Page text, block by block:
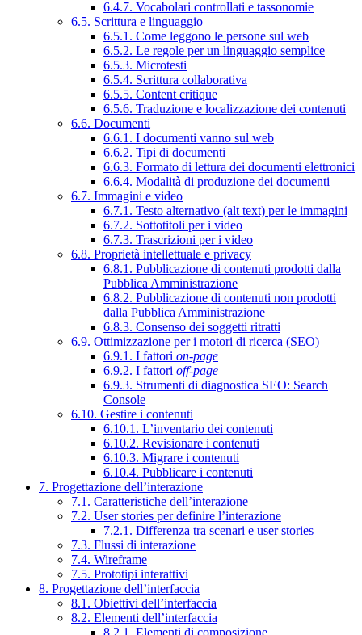
6.4.7. Vocabolari controllati e tassonomie
6.5. Scrittura e linguaggio
6.5.1. Come leggono le persone sul web
6.5.2. Le regole per un linguaggio semplice
6.5.3. Microtesti
6.5.4. Scrittura collaborativa
6.5.5. Content critique
6.5.6. Traduzione e localizzazione dei contenuti
6.6. Documenti
6.6.1. I documenti vanno sul web
6.6.2. Tipi di documenti
6.6.3. Formato di lettura dei documenti elettronici
6.6.4. Modalità di produzione dei documenti
6.7. Immagini e video
6.7.1. Testo alternativo (alt text) per le immagini
6.7.2. Sottotitoli per i video
6.7.3. Trascrizioni per i video
6.8. Proprietà intellettuale e privacy
6.8.1. Pubblicazione di contenuti prodotti dalla
Pubblica Amministrazione
6.8.2. Pubblicazione di contenuti non prodotti
dalla Pubblica Amministrazione
6.8.3. Consenso dei soggetti ritratti
6.9. Ottimizzazione per i motori di ricerca (SEO)
6.9.1. I fattori on-page
6.9.2. I fattori off-page
6.9.3. Strumenti di diagnostica SEO: Search
Console
6.10. Gestire i contenuti
6.10.1. L’inventario dei contenuti
6.10.2. Revisionare i contenuti
6.10.3. Migrare i contenuti
6.10.4. Pubblicare i contenuti
7. Progettazione dell’interazione
7.1. Caratteristiche dell’interazione
7.2. User stories per definire l’interazione
7.2.1. Differenza tra scenari e user stories
7.3. Flussi di interazione
7.4. Wireframe
7.5. Prototipi interattivi
8. Progettazione dell’interfaccia
8.1. Obiettivi dell’interfaccia
8.2. Elementi dell’interfaccia
8.2.1. Elementi di composizione